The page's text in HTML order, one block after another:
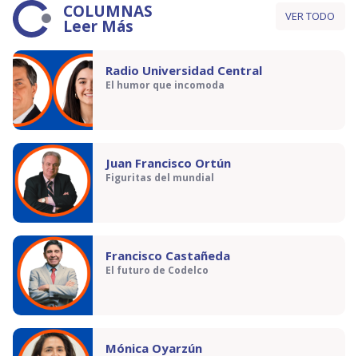
COLUMNAS
Leer Más VER TODO
Radio Universidad Central
El humor que incomoda
Juan Francisco Ortún
Figuritas del mundial
Francisco Castañeda
El futuro de Codelco
Mónica Oyarzún